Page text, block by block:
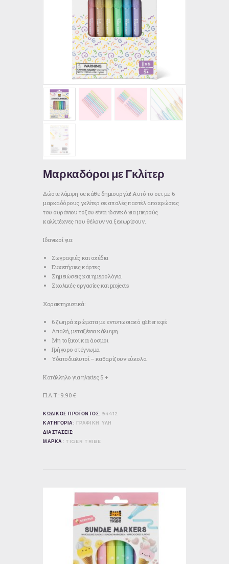
Μαρκαδόροι με Γκλίτερ
Δώστε λάμψη σε κάθε δημιουργία! Αυτό το σετ με 6
μαρκαδόρους γκλίτερ σε απαλές παστέλ αποχρώσεις
του ουράνιου τόξου είναι ιδανικό για μικρούς
καλλιτέχνες που θέλουν να ξεχωρίσουν.
Ιδανικοί για:
Ζωγραφιές και σχέδια
Ευχετήριες κάρτες
Σημειώσεις και ημερολόγια
Σχολικές εργασίες και projects
Χαρακτηριστικά:
6 ζωηρά χρώματα με εντυπωσιακό glitter εφέ
Απαλή, μεταξένια κάλυψη
Μη τοξικοί και άοσμοι
Γρήγορο στέγνωμα
Υδατοδιαλυτοί – καθαρίζουν εύκολα
Κατάλληλο για ηλικίες 5 +
Π.Λ.Τ.: 9.90 €
ΚΩΔΙΚΟΣ ΠΡΟΪΟΝΤΟΣ: 94412
ΚΑΤΗΓΟΡΙΑ: ΓΡΑΦΙΚΗ ΥΛΗ
ΔΙΑΣΤΑΣΕΙΣ:
ΜΑΡΚΑ: TIGER TRIBE